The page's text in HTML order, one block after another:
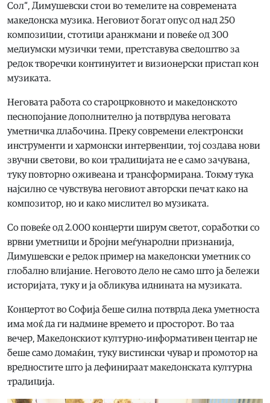
Сол“, Димушевски стои во темелите на современата
македонска музика. Неговиот богат опус од над 250
композиции, стотици аранжмани и повеќе од 300
медиумски музички теми, претставува сведоштво за
редок творечки континуитет и визионерски пристап кон
музиката.
Неговата работа со староцрковното и македонското
песнопојание дополнително ја потврдува неговата
уметничка длабочина. Преку современи електронски
инструменти и хармонски интервенции, тој создава нови
звучни светови, во кои традицијата не е само зачувана,
туку повторно оживеана и трансформирана. Токму тука
најсилно се чувствува неговиот авторски печат како на
композитор, но и како мислител во музиката.
Со повеќе од 2.000 концерти ширум светот, соработки со
врвни уметници и бројни меѓународни признанија,
Димушевски е редок пример на македонски уметник со
глобално влијание. Неговото дело не само што ја бележи
историјата, туку и ја обликува иднината на музиката.
Концертот во Софија беше силна потврда дека уметноста
има моќ да ги надмине времето и просторот. Во таа
вечер, Македонскиот културно-информативен центар не
беше само домаќин, туку вистински чувар и промотор на
вредностите што ја дефинираат македонската културна
традиција.